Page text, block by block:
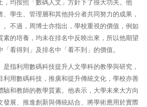
，均按照「數碼人文」方針下了很大功夫。他
學生、管理層和其他持分者共同努力的成果，
。不過，周博士亦指出，學校重視的價值，例如
素的培養，均未在排名中反映出來，所以他期望
看得到」及排名中「看不到」的價值。
指利用數碼科技提升人文學科的教學與研究，
利用數碼科技，推廣和提升傳統文化，學校亦善
驗和教師的教學質素。他表示，大學未來大方向
發展、推進創新與傳統結合、將學術應用於實際